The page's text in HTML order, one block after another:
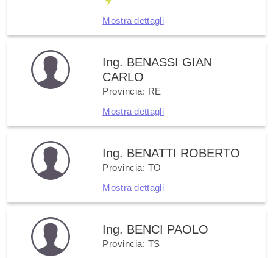
Mostra dettagli
Ing. BENASSI GIAN
CARLO
Provincia: RE
Mostra dettagli
Ing. BENATTI ROBERTO
Provincia: TO
Mostra dettagli
Ing. BENCI PAOLO
Provincia: TS